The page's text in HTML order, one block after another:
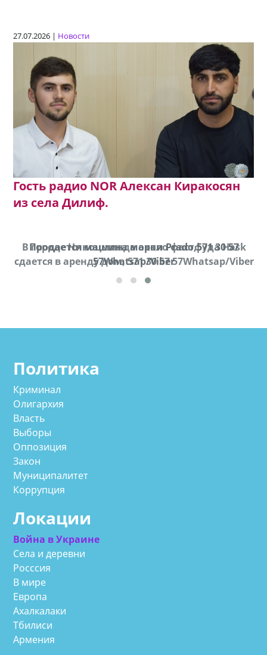
27.07.2026 | Новости
Гость радио NOR Алексан Киракосян
из села Дилиф.
В городе Ниноцминда около фастфуда Hask
cдается в аренду дом, 571 30 57 57Whatsap/Viber
Продается машина марки Prado,571 30 57
57Whatsap/Viber
Политика
Криминал
Олигархия
Власть
Выборы
Оппозиция
Закон
Муниципалитет
Коррупция
Локации
Война в Украине
Села и деревни
Росссия
В мире
Европа
Ахалкалаки
Тбилиси
Армения